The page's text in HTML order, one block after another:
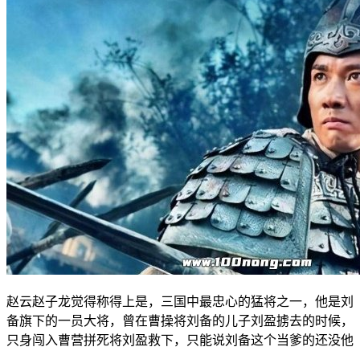
赵云赵子龙觉得称得上是，三国中最忠心的猛将之一，他是刘
备旗下的一员大将，曾在曹操将刘备的儿子刘盈掳去的时候，
只身闯入曹营拼死将刘盈救下，只能说刘备这个当爹的还没他